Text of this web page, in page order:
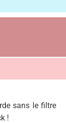
sans le filtre
!